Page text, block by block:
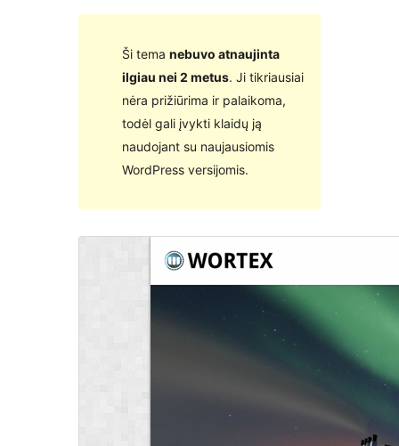
Ši tema nebuvo atnaujinta
ilgiau nei 2 metus. Ji tikriausiai
nėra prižiūrima ir palaikoma,
todėl gali įvykti klaidų ją
naudojant su naujausiomis
WordPress versijomis.